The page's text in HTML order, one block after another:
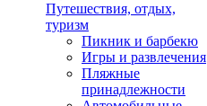
Путешествия, отдых,
туризм
Пикник и барбекю
Игры и развлечения
Пляжные
принадлежности